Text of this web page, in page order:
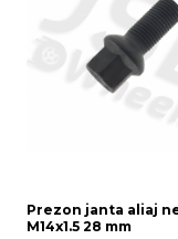
Prezon janta aliaj
M14x1.5 28 mm